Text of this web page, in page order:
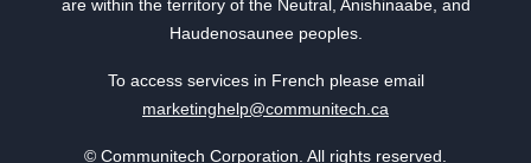
are within the territory of the Neutral, Anishinaabe, and
Haudenosaunee peoples.
To access services in French please email
marketinghelp@communitech.ca
© Communitech Corporation. All rights reserved.